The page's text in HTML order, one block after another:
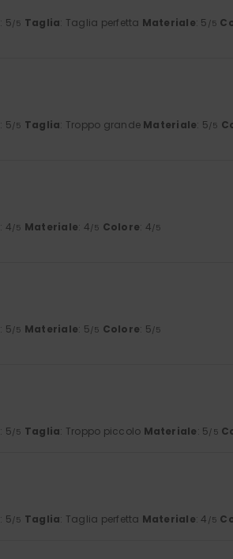
: 5/5 Taglia: Taglia perfetta Materiale: 5 /5
: 5/5 Taglia: Troppo grande Materiale: 5/5
: 4/5 Materiale: 4/5 Colore: 4/5
: 5/5 Materiale: 5/5 Colore: 5/5
: 5/5 Taglia: Troppo piccolo Materiale: 5/5
: 5/5 Taglia: Taglia perfetta Materiale: 4 /5